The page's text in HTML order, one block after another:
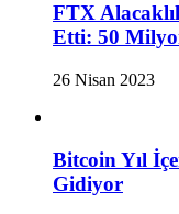
FTX
Etti: 50
26 Nisan 2023
Bitcoin Yıl
Gidiyor